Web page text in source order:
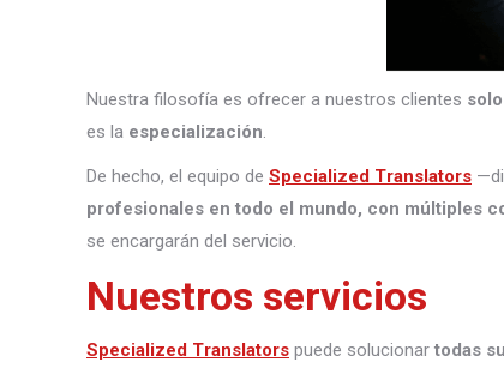
Nuestra filosofía es ofrecer a nuestros clientes
es la especialización
De hecho, el equipo de Specialized Translators
profesionales en todo el mundo, con múltiples
se encargarán del servicio.
Nuestros servicios
Specialized Translators puede solucionar todas